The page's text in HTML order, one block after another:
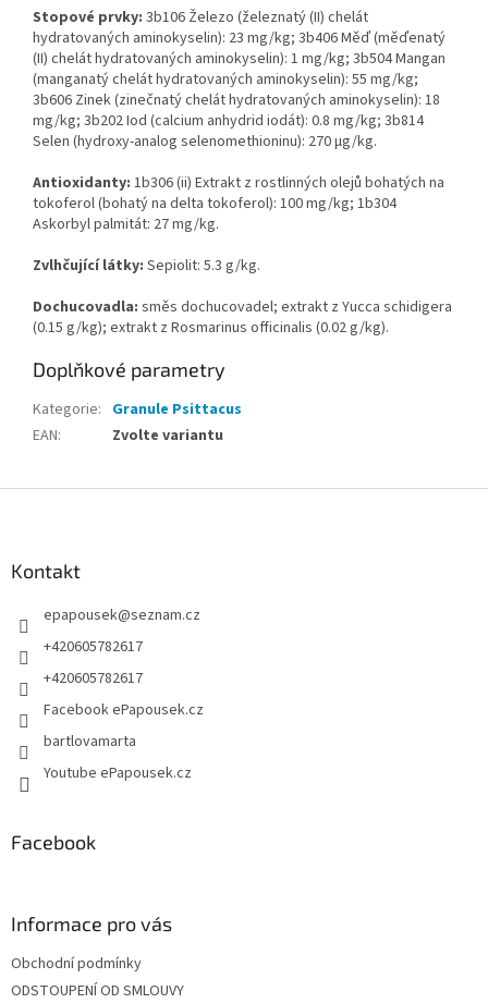
Stopové prvky: 3b106 Železo (železnatý (II) chelát
hydratovaných aminokyselin): 23 mg/kg; 3b406 Měď (měďenatý
(II) chelát hydratovaných aminokyselin): 1 mg/kg; 3b504 Mangan
(manganatý chelát hydratovaných aminokyselin): 55 mg/kg;
3b606 Zinek (zinečnatý chelát hydratovaných aminokyselin): 18
mg/kg; 3b202 Iod (calcium anhydrid iodát): 0.8 mg/kg; 3b814
Selen (hydroxy-analog selenomethioninu): 270 µg/kg.
Antioxidanty: 1b306 (ii) Extrakt z rostlinných olejů bohatých na
tokoferol (bohatý na delta tokoferol): 100 mg/kg; 1b304
Askorbyl palmitát: 27 mg/kg.
Zvlhčující látky: Sepiolit: 5.3 g/kg.
Dochucovadla: směs dochucovadel; extrakt z Yucca schidigera
(0.15 g/kg); extrakt z Rosmarinus officinalis (0.02 g/kg).
Doplňkové parametry
Kategorie: Granule Psittacus
EAN: Zvolte variantu
Kontakt
epapousek@seznam.cz
+420605782617
+420605782617
Facebook ePapousek.cz
bartlovamarta
Youtube ePapousek.cz
Facebook
Informace pro vás
Obchodní podmínky
ODSTOUPENÍ OD SMLOUVY